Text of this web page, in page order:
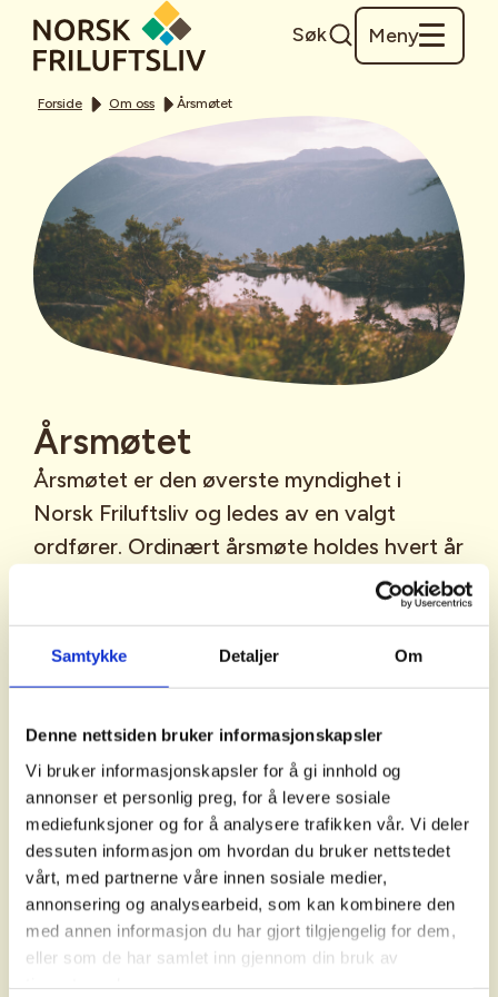
Samtykke Detaljer Om
Denne nettsiden bruker informasjonskapsler
Vi bruker informasjonskapsler for å gi innhold og
annonser et personlig preg, for å levere sosiale
mediefunksjoner og for å analysere trafikken vår. Vi deler
dessuten informasjon om hvordan du bruker nettstedet
vårt, med partnerne våre innen sosiale medier,
annonsering og analysearbeid, som kan kombinere den
med annen informasjon du har gjort tilgjengelig for dem,
eller som de har samlet inn gjennom din bruk av
Søk Meny
Forside Om oss Årsmøtet
Årsmøtet
Årsmøtet er den øverste myndighet i
Norsk Friluftsliv og ledes av en valgt
ordfører. Ordinært årsmøte holdes hvert år
medlemsorganisasjonene.
Vedtekter
Last ned vedtektene våre
Under finner du en oversikt med informasjon fra
årsmøtene i Norsk Friluftsliv.